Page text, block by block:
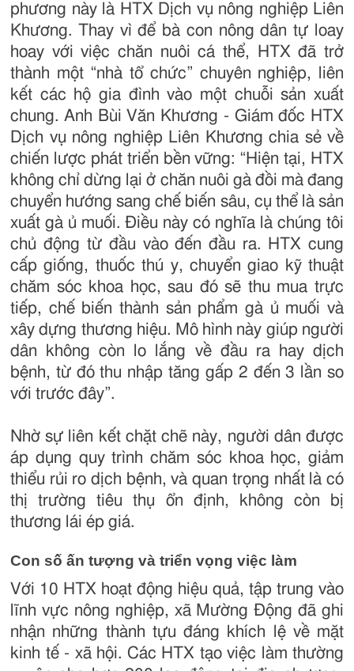
phương này là HTX Dịch vụ nông nghiệp Liên
Khương. Thay vì để bà con nông dân tự loay
hoay với việc chăn nuôi cá thể, HTX đã trở
thành một “nhà tổ chức” chuyên nghiệp, liên
kết các hộ gia đình vào một chuỗi sản xuất
chung. Anh Bùi Văn Khương - Giám đốc HTX
Dịch vụ nông nghiệp Liên Khương chia sẻ về
chiến lược phát triển bền vững: “Hiện tại, HTX
không chỉ dừng lại ở chăn nuôi gà đồi mà đang
chuyển hướng sang chế biến sâu, cụ thể là sản
xuất gà ủ muối. Điều này có nghĩa là chúng tôi
chủ động từ đầu vào đến đầu ra. HTX cung
cấp giống, thuốc thú y, chuyển giao kỹ thuật
chăm sóc khoa học, sau đó sẽ thu mua trực
tiếp, chế biến thành sản phẩm gà ủ muối và
xây dựng thương hiệu. Mô hình này giúp người
dân không còn lo lắng về đầu ra hay dịch
bệnh, từ đó thu nhập tăng gấp 2 đến 3 lần so
với trước đây”.
Nhờ sự liên kết chặt chẽ này, người dân được
áp dụng quy trình chăm sóc khoa học, giảm
thiểu rủi ro dịch bệnh, và quan trọng nhất là có
thị trường tiêu thụ ổn định, không còn bị
thương lái ép giá.
Con số ấn tượng và triển vọng việc làm
Với 10 HTX hoạt động hiệu quả, tập trung vào
lĩnh vực nông nghiệp, xã Mường Động đã ghi
nhận những thành tựu đáng khích lệ về mặt
kinh tế - xã hội. Các HTX tạo việc làm thường